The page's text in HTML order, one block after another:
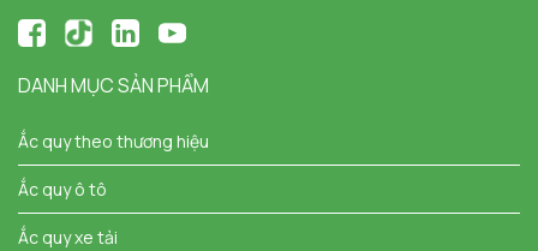
DANH MỤC SẢN PHẨM
Ắc quy theo thương hiệu
Ắc quy ô tô
Ắc quy xe tải